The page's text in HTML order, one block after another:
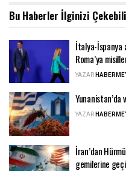
Bu Haberler İlginizi
İtalya-İspanya
Roma’ya
YAZAR
Yunanistan’da
YAZAR
İran’dan
gemilerine